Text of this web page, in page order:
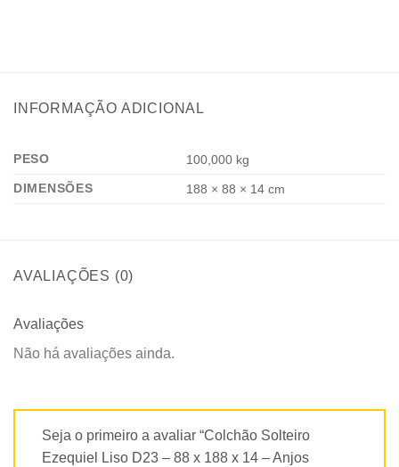
INFORMAÇÃO ADICIONAL
PESO
100,000 kg
DIMENSÕES
188 × 88 × 14 cm
AVALIAÇÕES (0)
Avaliações
Não há avaliações ainda.
Seja o primeiro a avaliar “Colchão Solteiro
Ezequiel Liso D23 – 88 x 188 x 14 – Anjos